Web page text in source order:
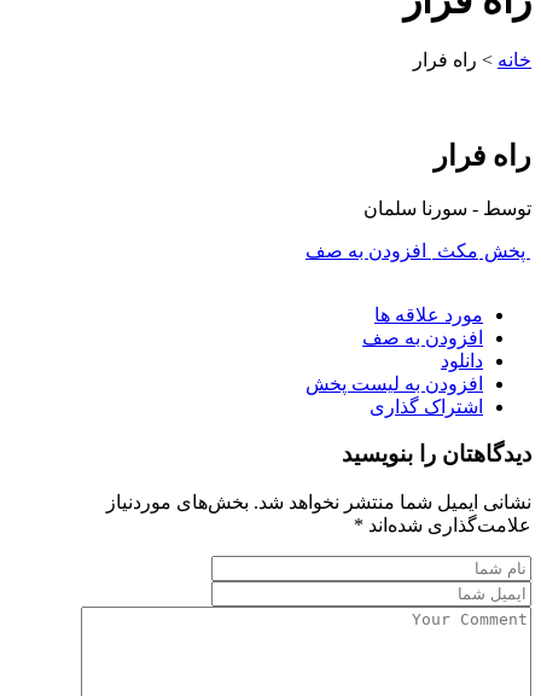
خانه > راه فرار
راه فرار
توسط - سورنا سلمان
پخش مکث افزودن به صف
مورد علاقه ها
افزودن به صف
دانلود
افزودن به لیست پخش
اشتراک گذاری
دیدگاهتان را بنویسید
نشانی ایمیل شما منتشر نخواهد شد. بخش‌های موردنیاز
علامت‌گذاری شده‌اند *